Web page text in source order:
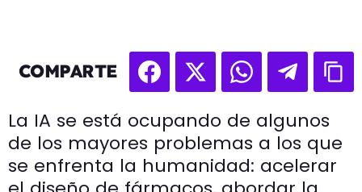
COMPARTE
La IA se está ocupando de algunos
de los mayores problemas a los que
se enfrenta la humanidad: acelerar